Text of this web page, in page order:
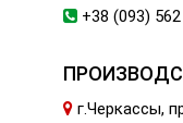
+38 (093)
г.Черкассы,